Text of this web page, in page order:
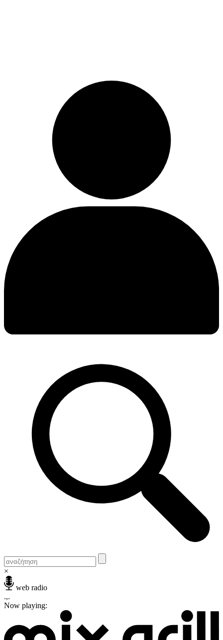
×
web radio
.,.
Now playing: